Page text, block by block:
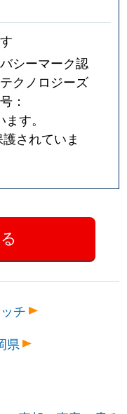
シーマーク認
クノロジーズ
：
す。
されていま
チ
県